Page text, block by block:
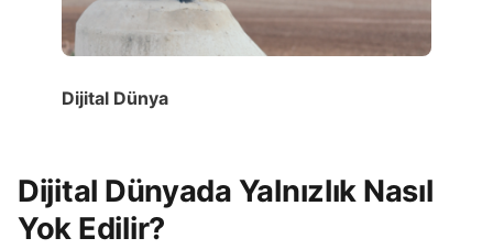
Dijital Dünya
Dijital Dünyada Yalnızlık Nasıl
Yok Edilir?